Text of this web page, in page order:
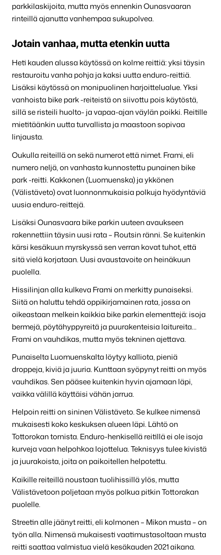
parkkilaskijoita, mutta myös ennenkin Ounasvaaran
rinteillä ajanutta vanhempaa sukupolvea.
Jotain vanhaa, mutta etenkin uutta
Heti kauden alussa käytössä on kolme reittiä: yksi täysin
restauroitu vanha pohja ja kaksi uutta enduro-reittiä.
Lisäksi käytössä on monipuolinen harjoittelualue. Yksi
vanhoista bike park -reiteistä on siivottu pois käytöstä,
sillä se risteili huolto- ja vapaa-ajan väylän poikki. Reitille
mietitäänkin uutta turvallista ja maastoon sopivaa
linjausta.
Oukulla reiteillä on sekä numerot että nimet. Frami, eli
numero neljä, on vanhasta kunnostettu punainen bike
park -reitti. Kakkonen (Luomuenska) ja ykkönen
(Välistäveto) ovat luonnonmukaisia polkuja hyödyntäviä
uusia enduro-reittejä.
Lisäksi Ounasvaara bike parkin uuteen avaukseen
rakennettiin täysin uusi rata – Routsin ränni. Se kuitenkin
kärsi kesäkuun myrskyssä sen verran kovat tuhot, että
sitä vielä korjataan. Uusi avaustavoite on heinäkuun
puolella.
Hissilinjan alla kulkeva Frami on merkitty punaiseksi.
Siitä on haluttu tehdä oppikirjamainen rata, jossa on
oikeastaan melkein kaikkia bike parkin elementtejä: isoja
bermejä, pöytähyppyreitä ja puurakenteisia laitureita…
Frami on vauhdikas, mutta myös tekninen ajettava.
Punaiselta Luomuenskalta löytyy kalliota, pieniä
droppeja, kiviä ja juuria. Kunttaan syöpynyt reitti on myös
vauhdikas. Sen pääsee kuitenkin hyvin ajamaan läpi,
vaikka välillä käyttäisi vähän jarrua.
Helpoin reitti on sininen Välistäveto. Se kulkee nimensä
mukaisesti koko keskuksen alueen läpi. Lähtö on
Tottorokan tornista. Enduro-henkisellä reitillä ei ole isoja
kurveja vaan helpohkoa lojottelua. Teknisyys tulee kivistä
ja juurakoista, joita on paikoitellen helpotettu.
Kaikille reiteillä noustaan tuolihissillä ylös, mutta
Välistävetoon poljetaan myös polkua pitkin Tottorakan
puolelle.
Streetin alle jäänyt reitti, eli kolmonen – Mikon musta – on
työn alla. Nimensä mukaisesti vaatimustasoltaan musta
reitti saattaa valmistua vielä kesäkauden 2021 aikana.